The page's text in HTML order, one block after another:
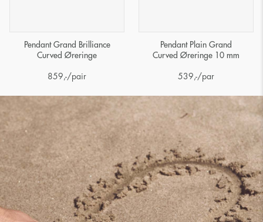
Pendant Grand Brilliance
Curved Øreringe
859 ,-/pair
Pendant Plain Grand
Curved Øreringe 10 mm
539 ,-/par